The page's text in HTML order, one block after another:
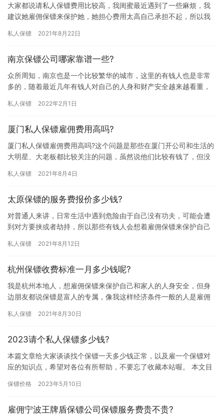
大家都说请私人保镖费用比较高，我闺蜜最近遇到了一些麻烦，我
建议她雇佣保镖来保护她，她担心费用太高自己承担不起，所以我
面我…
私人保镖 2021年8月22日
南京保镖公司哪家靠谱一些?
众所周知，南京也是一个比较繁华的城市，这里的有钱人也是非常
多的，随着最近几年有钱人对自己的人身和财产安全越来越看重，
哪家靠…
私人保镖 2022年2月1日
厦门私人保镖雇佣费用高吗?
厦门私人保镖雇佣费用高吗?这个问题是那些在厦门开公司和生活的
大明星、大老板都比较关注的问题，虽然说他们比较有钱了，但没
厦门…
私人保镖 2021年8月4日
太原保镖的服务费报价多少钱?
对普通人来讲，日常生活中遇到危险由于自己没有功夫，可能会遭
到对方要挟或者劫持，所以那些有钱人会想着雇佣保镖来保护自己
镖的服…
私人保镖 2021年8月12日
杭州保镖收费标准一月多少钱呢?
我是杭州本地人，想雇佣保镖来保护自己和家人的人身安全，但身
边朋友都说保镖是富人的专属，像我这样经济条件一般的人是雇佣
镖费…
私人保镖 2021年8月30日
2023请个私人保镖多少钱?
本篇文章给大家谈谈找个保镖一天多少钱正常，以及雇一个保镖对
应的知识点，希望对各位有所帮助，不要忘了收藏本站喔。 本文目
保镖价格 2023年5月10日
雇佣宁波王牌盾保镖公司保镖服务费贵不贵?